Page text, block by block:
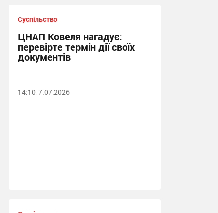
Суспільство
ЦНАП Ковеля нагадує:
перевірте термін дії своїх
документів
14:10, 7.07.2026